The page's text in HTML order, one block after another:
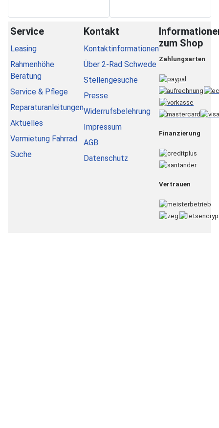
Service
Leasing
Rahmenhöhe
Beratung
Service & Pflege
Reparaturanleitungen
Aktuelles
Vermietung Fahrrad
Suche
Kontakt
Kontaktinformationen
Über 2-Rad Schwede
Stellengesuche
Presse
Widerrufsbelehrung
Impressum
AGB
Datenschutz
zum Shop
Zahlungsarten
Finanzierung
Vertrauen